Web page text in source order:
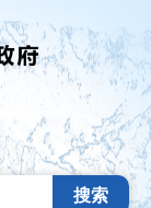
搜索